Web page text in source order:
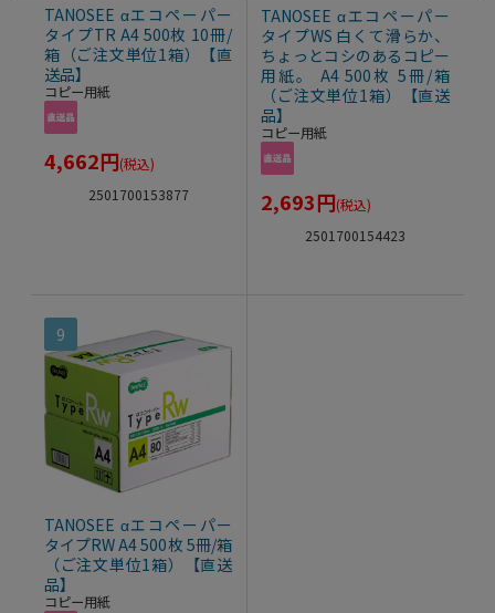
TANOSEE αエコペーパー
タイプTR A4 500枚 10冊/
箱（ご注文単位1箱）【直
送品】
コピー用紙
4,662円(税込)
2501700153877
TANOSEE αエコペーパー
タイプWS 白くて滑らか、
ちょっとコシのあるコピー
用紙。 A4 500枚 5冊/箱
（ご注文単位1箱）【直送
品】
コピー用紙
2,693円(税込)
2501700154423
9
TANOSEE αエコペーパー
タイプRW A4 500枚 5冊/箱
（ご注文単位1箱）【直送
品】
コピー用紙